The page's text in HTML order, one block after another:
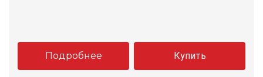
Подробнее Купить